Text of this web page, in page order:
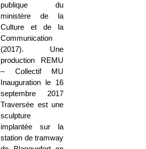
publique du
ministère de la
Culture et de la
Communication
(2017). Une
production REMU
– Collectif MU
Inauguration le 16
septembre 2017
Traversée est une
sculpture
implantée sur la
station de tramway